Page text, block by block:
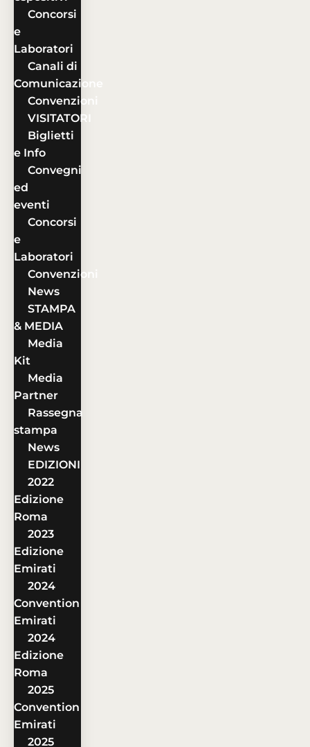
Concorsi
e
Laboratori
Canali di
Comunicazione
Convenzioni
VISITATORI
Biglietti
e Info
Convegni
ed
eventi
Concorsi
e
Laboratori
Convenzioni
News
STAMPA
& MEDIA
Media
Kit
Media
Partner
Rassegna
stampa
News
EDIZIONI
2022
Edizione
Roma
2023
Edizione
Emirati
2024
Convention
Emirati
2024
Edizione
Roma
2025
Convention
Emirati
2025